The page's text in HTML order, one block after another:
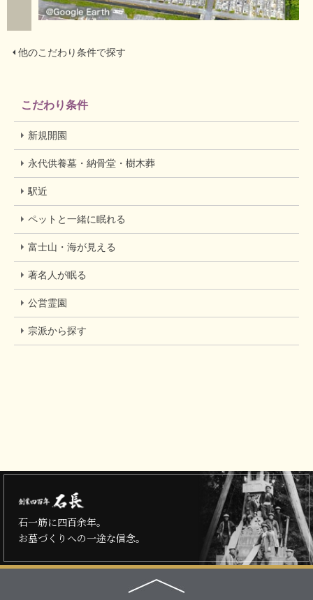
他のこだわり条件で探す
こだわり条件
新規開園
永代供養墓・納骨堂・樹木葬
駅近
ペットと一緒に眠れる
富士山・海が見える
著名人が眠る
公営霊園
宗派から探す
石一筋に四百余年。
お墓づくりへの一途な信念。